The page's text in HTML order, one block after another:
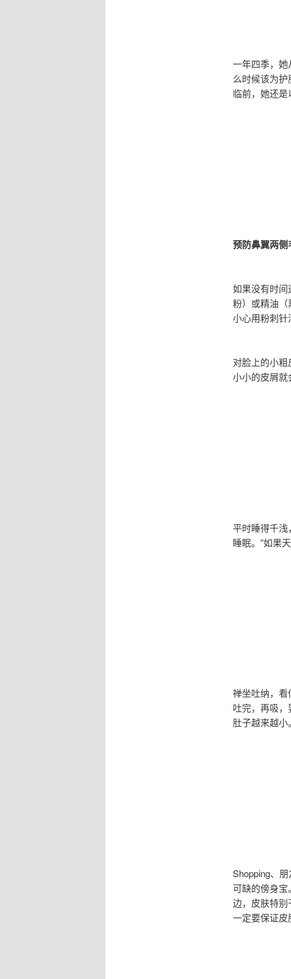
一年四季，
么时候该为
临前，她还是
预防鼻翼两
如果没有时
粉）或精油（
小心用粉刺针
对脸上的小粗
小小的皮屑就
平时睡得千浅
睡眠。”如果
禅坐吐纳，
吐完，再吸
肚子越来越小。
Shopping、
可缺的傍身宝
边，皮肤特别
一定要保证皮